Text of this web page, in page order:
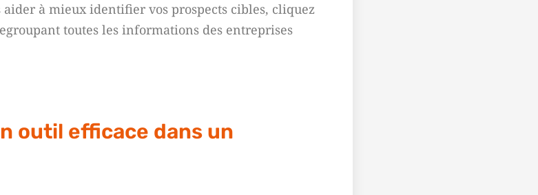
à mieux identifier vos prospects cibles, cliquez
toutes les informations des entreprises
outil efficace dans un